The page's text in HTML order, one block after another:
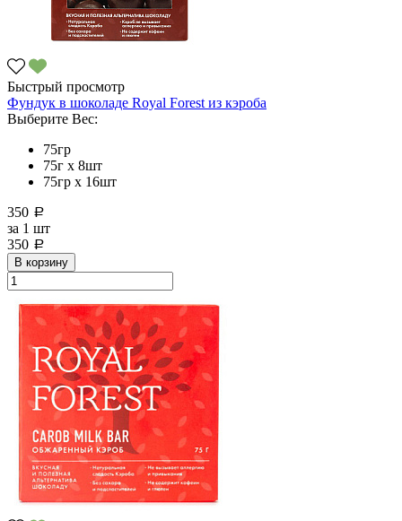
Быстрый просмотр
Фундук в шоколаде Royal Forest из кэроба
Выберите Вес:
75гр
75г x 8шт
75гр х 16шт
350 a
за 1 шт
350 a
В корзину